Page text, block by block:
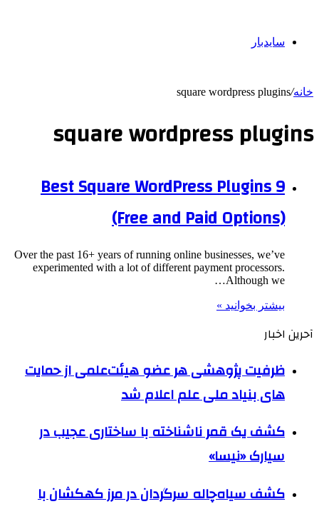
سایدبار
خانه/
square wordpress plugins
square wordpress plugins
9 Best Square WordPress Plugins
(Free and Paid Options)
Over the past 16+ years of running online businesses, we’ve
experimented with a lot of different payment processors.
Although we…
بیشتر بخوانید »
آحرین اخبار
ظرفیت پژوهشی هر عضو هیئت‌علمی از حمایت
های بنیاد ملی علم اعلام شد
کشف یک قمر ناشناخته با ساختاری عجیب در
سیارک «نیسا»
کشف سیاه‌چاله سرگردان در مرز کهکشان با